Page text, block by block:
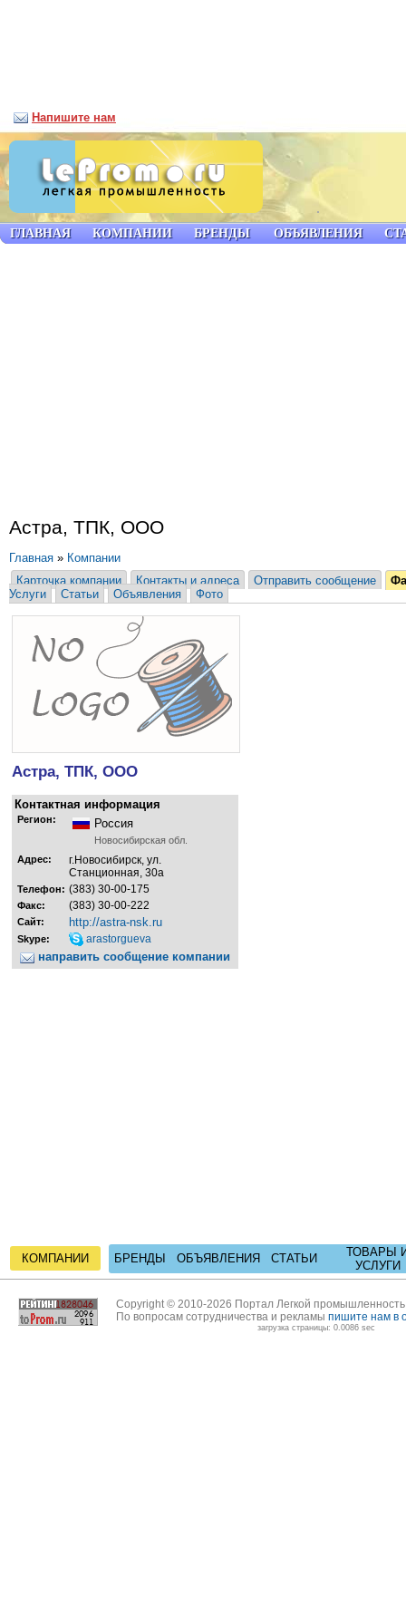
Астра, ТПК, ООО
Главная » Компании
Карточка компании
Контакты и адреса Отправить сообщение
Услуги
Статьи Объявления Фото
Астра, ТПК, ООО
Контактная информация
Регион: Россия
Новосибирская обл.
Адрес:
г.Новосибирск, ул.
Станционная, 30а
Телефон: (383) 30-00-175
Факс: (383) 30-00-222
Сайт: http://astra-nsk.ru
Skype: arastorgueva
направить сообщение компании
КОМПАНИИ БРЕНДЫ ОБЪЯВЛЕНИЯ СТАТЬИ
ТОВАРЫ
УСЛУГИ
ГЛАВНАЯ КОМПАНИИ БРЕНДЫ ОБЪЯВЛЕНИЯ
Напишите нам
Copyright © 2010-2026 Портал Легкой
По вопросам сотрудничества и рекламы пишите нам в
загрузка страницы: 0.0086 sec